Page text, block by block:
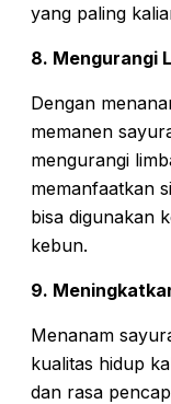
yang paling
8. Mengurangi
Dengan
memanen
mengurangi
memanfaatkan
bisa digunakan
kebun.
9.
Menanam
kualitas hidup
dan rasa